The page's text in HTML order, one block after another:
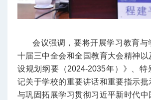
会议强调，要将开展学习教育与
十届三中全会和全国教育大会精神以
设规划纲要（2024-2035年）》、特
记关于学校的重要讲话和重要指示批
与巩固拓展学习贯彻习近平新时代中